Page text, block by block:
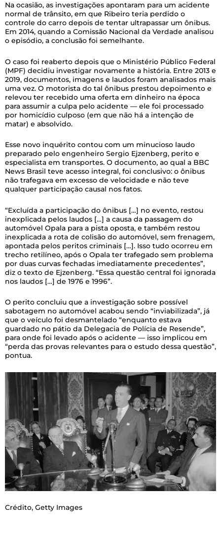
Na ocasião, as investigações apontaram para um acidente
normal de trânsito, em que Ribeiro teria perdido o
controle do carro depois de tentar ultrapassar um ônibus.
Em 2014, quando a Comissão Nacional da Verdade analisou
o episódio, a conclusão foi semelhante.
O caso foi reaberto depois que o Ministério Público Federal
(MPF) decidiu investigar novamente a história. Entre 2013 e
2019, documentos, imagens e laudos foram analisados mais
uma vez. O motorista do tal ônibus prestou depoimento e
relevou ter recebido uma oferta em dinheiro na época
para assumir a culpa pelo acidente — ele foi processado
por homicídio culposo (em que não há a intenção de
matar) e absolvido.
Esse novo inquérito contou com um minucioso laudo
preparado pelo engenheiro Sergio Ejzenberg, perito e
especialista em transportes. O documento, ao qual a BBC
News Brasil teve acesso integral, foi conclusivo: o ônibus
não trafegava em excesso de velocidade e não teve
qualquer participação causal nos fatos.
“Excluída a participação do ônibus […] no evento, restou
inexplicada pelos laudos […] a causa da passagem do
automóvel Opala para a pista oposta, e também restou
inexplicada a rota de colisão do automóvel, sem frenagem,
apontada pelos peritos criminais […]. Isso tudo ocorreu em
trecho retilíneo, após o Opala ter trafegado sem problema
por duas curvas fechadas imediatamente precedentes”,
diz o texto de Ejzenberg. “Essa questão central foi ignorada
nos laudos […] de 1976 e 1996”.
O perito concluiu que a investigação sobre possível
sabotagem no automóvel acabou sendo “inviabilizada”, já
que o veículo foi desmantelado “enquanto estava
guardado no pátio da Delegacia de Polícia de Resende”,
para onde foi levado após o acidente — isso implicou em
“perda das provas relevantes para o estudo dessa questão”,
pontua.
Crédito, Getty Images